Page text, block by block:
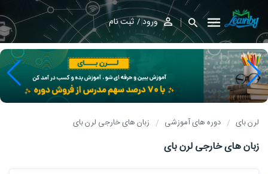
ورود ثبت نام
لرن بای دوره های آموزشی زبان های خارجی لرن بای
زبان های خارجی لرن بای